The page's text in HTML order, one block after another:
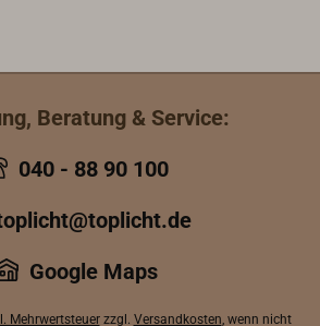
Beratung & Service:
040 - 88 90 100
Google Maps
Mehrwertsteuerzzgl. Versandkosten, wenn nicht